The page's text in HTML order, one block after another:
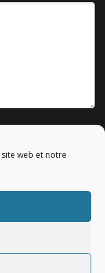
web et notre
- Tous droits